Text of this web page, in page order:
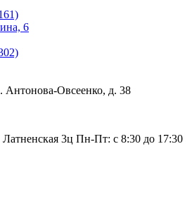
6
Антонова-Овсеенко, д. 38
3ц Пн-Пт: с 8:30 до 17:30